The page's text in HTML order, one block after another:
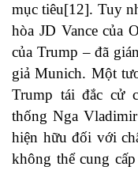
mục tiêu[12]. Tuy
hòa JD Vance của
của Trump – đã
giả Munich. Một
Trump tái đắc cử
thống Nga
hiện hữu đối với
không thể cung